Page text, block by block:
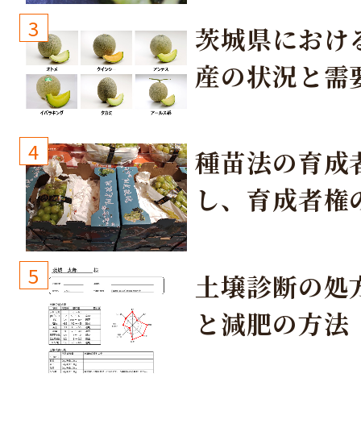
3
茨城県におけ
産の状況と需
4
種苗法の育成
し、育成者権
しょう！
5
土壌診断の処
と減肥の方法